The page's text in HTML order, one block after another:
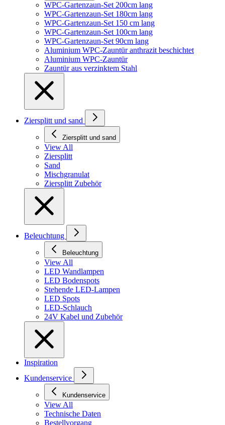
WPC-Gartenzaun-Set 200cm lang
WPC-Gartenzaun-Set 180cm lang
WPC-Gartenzaun-Set 150 cm lang
WPC-Gartenzaun-Set 100cm lang
WPC-Gartenzaun-Set 90cm lang
Aluminium WPC-Zauntür anthrazit beschichtet
Aluminium WPC-Zauntür
Zauntür aus verzinktem Stahl
Ziersplitt und sand
Ziersplitt und sand
View All
Ziersplitt
Sand
Mischgranulat
Ziersplitt Zubehör
Beleuchtung
Beleuchtung
View All
LED Wandlampen
LED Bodenspots
Stehende LED-Lampen
LED Spots
LED-Schlauch
24V Kabel und Zubehör
Inspiration
Kundenservice
Kundenservice
View All
Technische Daten
Bestellvorgang